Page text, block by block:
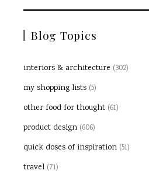
Blog Topics
interiors & architecture (302)
my shopping lists (5)
other food for thought (61)
product design (606)
quick doses of inspiration (51)
travel (71)